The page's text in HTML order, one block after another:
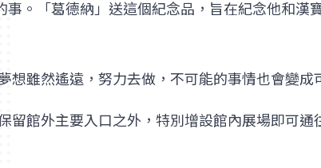
。「葛德納」送這個紀念品，旨在紀念他和
想雖然遙遠，努力去做，不可能的事情也會變成
留館外主要入口之外，特別增設館內展場即可